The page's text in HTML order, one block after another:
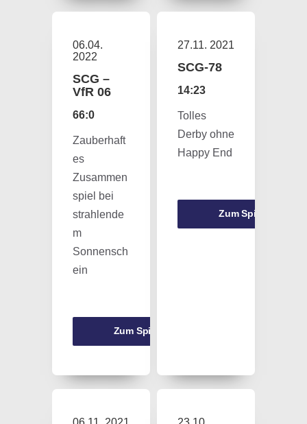
06.04.
2022
SCG –
VfR 06
66:0
Zauberhaft
es
Zusammen
spiel bei
strahlende
m
Sonnensch
ein
Zum Spiel
27.11. 2021
SCG-78
14:23
Tolles
Derby ohne
Happy End
Zum Spiel